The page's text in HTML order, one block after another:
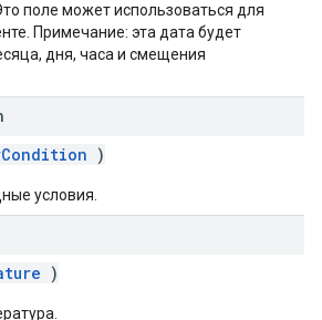
поле может использоваться для
Примечание: эта дата будет
дня, часа и смещения
)
условия.
)